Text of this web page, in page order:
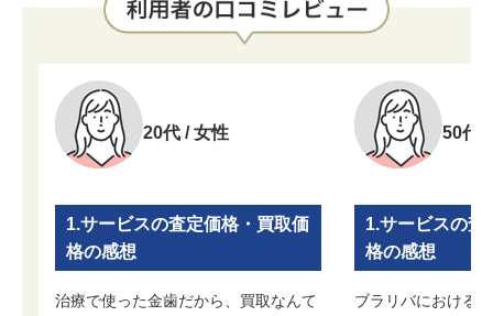
20代 / 女性
1.サービスの査定価格・買取価
格の感想
治療で使った金歯だから、買取なんて
50代 /
1.サービスの査
格の感想
ブラリバにおける